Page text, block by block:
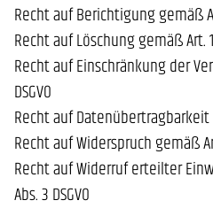
Recht auf Berichtigung gemäß
Recht auf Löschung gemäß Art.
Recht auf Einschränkung der
DSGVO
Recht auf Datenübertragbarkeit
Recht auf Widerspruch gemäß
Recht auf Widerruf erteilter
Abs. 3 DSGVO